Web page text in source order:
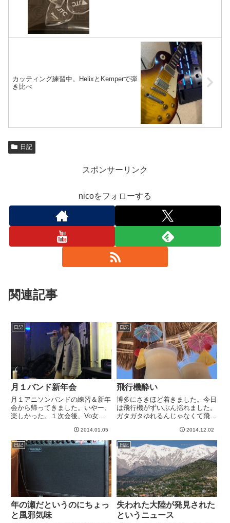
カッティング練習中。HelixとKemperで弾
き比べ
日記
スポンサーリンク
nicoをフォローする
関連記事
日記
月１バンド新年会
月１アニソンバンドの練習＆新年
会から帰ってきました。いやー、
楽しかった。１次会後、Vo女子
出したのをきっかけに、カラオケ
行くか！ってことで、初めてメン
バーの皆さんとカラオケ行ってき
ました。音痴っぷりを遺憾なく
披...
2014.01.05
日記
飛行機酔い
博多にさきほど着きました。今日
は飛行機がずいぶん揺れました。
ガタガタゆれるんじゃなくて飛行
んですよね。船みたいです。はじ
めて飛行機酔いしました^_^;気持
ち悪い。。。-----
2014.12.02
日記
年の瀬だというのにちょっ
と風邪気味
日記
失われた大陸が発見された
というニュース